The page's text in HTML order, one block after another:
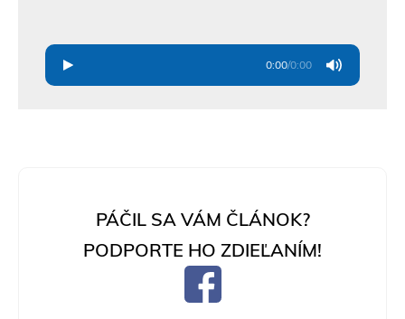
0:00/0:00
PÁČIL SA VÁM ČLÁNOK?
PODPORTE HO ZDIEĽANÍM!